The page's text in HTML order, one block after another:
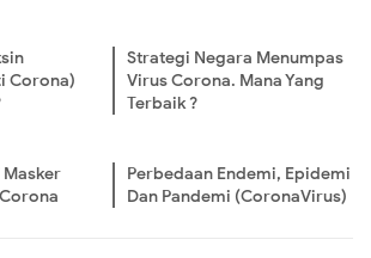
Corona)
Strategi Negara Menumpas
Virus Corona. Mana Yang
Terbaik ?
Perbedaan Endemi, Epidemi
Dan Pandemi (CoronaVirus)